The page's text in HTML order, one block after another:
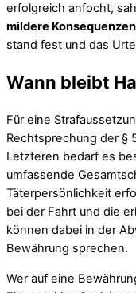
erfolgreich anfocht,
mildere Konsequenzen
stand fest und das
Wann bleibt
Für eine
Rechtsprechung der §
Letzteren bedarf es
umfassende
Täterpersönlichkeit
bei der Fahrt und die
können dabei in der
Bewährung sprechen.
Wer auf eine